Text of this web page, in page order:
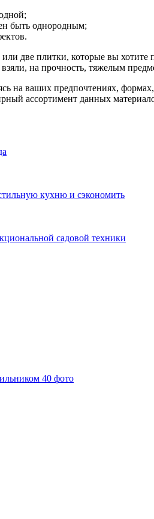
быть однородным;
две плитки, которые вы хотите
на прочность, тяжелым
на ваших предпочтениях,
ассортимент данных
кухню и сэкономить
садовой техники
40 фото